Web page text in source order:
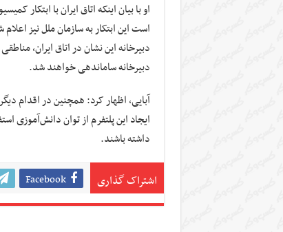
او با بیان اینکه اتاق ایران با ابتکار
است این ابتکار به سازمان ملل نیز
دبیرخانه این نشان در اتاق ایران،
دبیرخانه ساماندهی خواهند شد.
ایجاد این پلتفرم از توان
داشته باشند.
اشتراک گذاری Facebook